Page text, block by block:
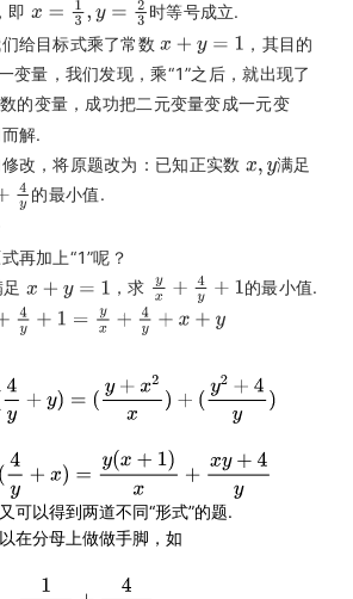
，即
时等号成立.
目标式乘了常数
，其目的
变量，我们发现，乘“1”之后，就出现了
的变量，成功把二元变量变成一元变
解.
，将原题改为：已知正实数
满足
的最小值.
加上“1”呢？
，求
的最小值.
可以得到两道不同“形式”的题.
分母上做做手脚，如